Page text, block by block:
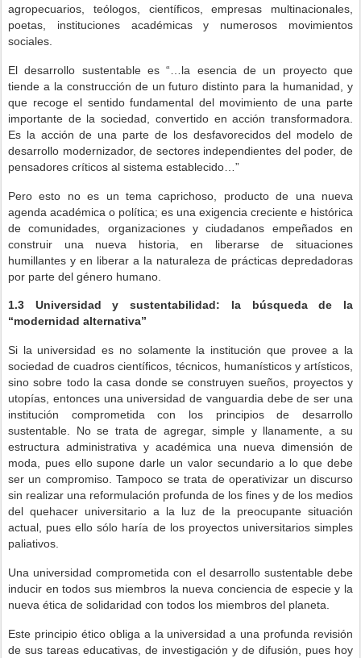
agropecuarios, teólogos, científicos, empresas multinacionales,
poetas, instituciones académicas y numerosos movimientos
sociales.
El desarrollo sustentable es “…la esencia de un proyecto que
tiende a la construcción de un futuro distinto para la humanidad, y
que recoge el sentido fundamental del movimiento de una parte
importante de la sociedad, convertido en acción transformadora.
Es la acción de una parte de los desfavorecidos del modelo de
desarrollo modernizador, de sectores independientes del poder, de
pensadores críticos al sistema establecido…”
Pero esto no es un tema caprichoso, producto de una nueva
agenda académica o política; es una exigencia creciente e histórica
de comunidades, organizaciones y ciudadanos empeñados en
construir una nueva historia, en liberarse de situaciones
humillantes y en liberar a la naturaleza de prácticas depredadoras
por parte del género humano.
1.3 Universidad y sustentabilidad: la búsqueda de la
“modernidad alternativa”
Si la universidad es no solamente la institución que provee a la
sociedad de cuadros científicos, técnicos, humanísticos y artísticos,
sino sobre todo la casa donde se construyen sueños, proyectos y
utopías, entonces una universidad de vanguardia debe de ser una
institución comprometida con los principios de desarrollo
sustentable. No se trata de agregar, simple y llanamente, a su
estructura administrativa y académica una nueva dimensión de
moda, pues ello supone darle un valor secundario a lo que debe
ser un compromiso. Tampoco se trata de operativizar un discurso
sin realizar una reformulación profunda de los fines y de los medios
del quehacer universitario a la luz de la preocupante situación
actual, pues ello sólo haría de los proyectos universitarios simples
paliativos.
Una universidad comprometida con el desarrollo sustentable debe
inducir en todos sus miembros la nueva conciencia de especie y la
nueva ética de solidaridad con todos los miembros del planeta.
Este principio ético obliga a la universidad a una profunda revisión
de sus tareas educativas, de investigación y de difusión, pues hoy